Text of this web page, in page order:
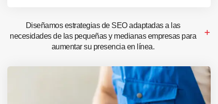
Diseñamos estrategias de SEO adaptadas a las
necesidades de las pequeñas y medianas empresas para
aumentar su presencia en línea.